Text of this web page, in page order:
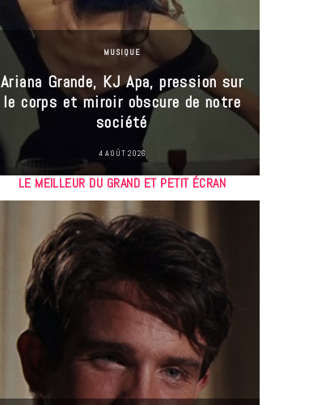
MUSIQUE
Ariana Grande, KJ Apa, pression sur
le corps et miroir obscure de notre
société
4 AOÛT 2026
LE MEILLEUR DU GRAND ET PETIT ÉCRAN